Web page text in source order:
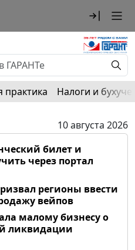
практика Налоги и
10 августа 2026
билет и
через портал
регионы ввести
вейпов
малому бизнесу о
ликвидации